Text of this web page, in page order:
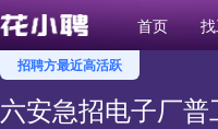
首页
招聘方最近高活跃
六安急招电子厂